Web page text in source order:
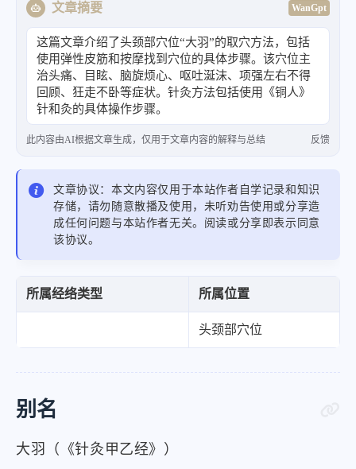
文章摘要 WanGpt
这篇文章介绍了头颈部穴位“大羽”的取穴方法，包括
使用弹性皮筋和按摩找到穴位的具体步骤。该穴位主
治头痛、目眩、脑旋烦心、呕吐涎沫、项强左右不得
回顾、狂走不卧等症状。针灸方法包括使用《铜人》
针和灸的具体操作步骤。
此内容由AI根据文章生成，仅用于文章内容的解释与总结 反馈
文章协议：本文内容仅用于本站作者自学记录和知识
存储，请勿随意散播及使用，未听劝告使用或分享造
成任何问题与本站作者无关。阅读或分享即表示同意
该协议。
所属经络类型 所属位置
头颈部穴位
别名
大羽（《针灸甲乙经》）